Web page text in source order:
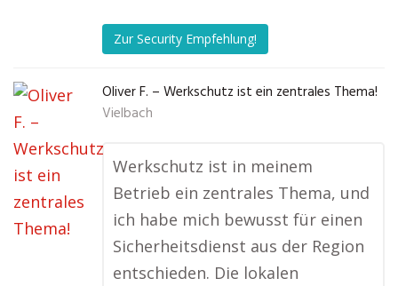
Zur Security Empfehlung!
Oliver F. – Werkschutz ist ein zentrales Thema!
Vielbach
Werkschutz ist in meinem
Betrieb ein zentrales Thema, und
ich habe mich bewusst für einen
Sicherheitsdienst aus der Region
entschieden. Die lokalen